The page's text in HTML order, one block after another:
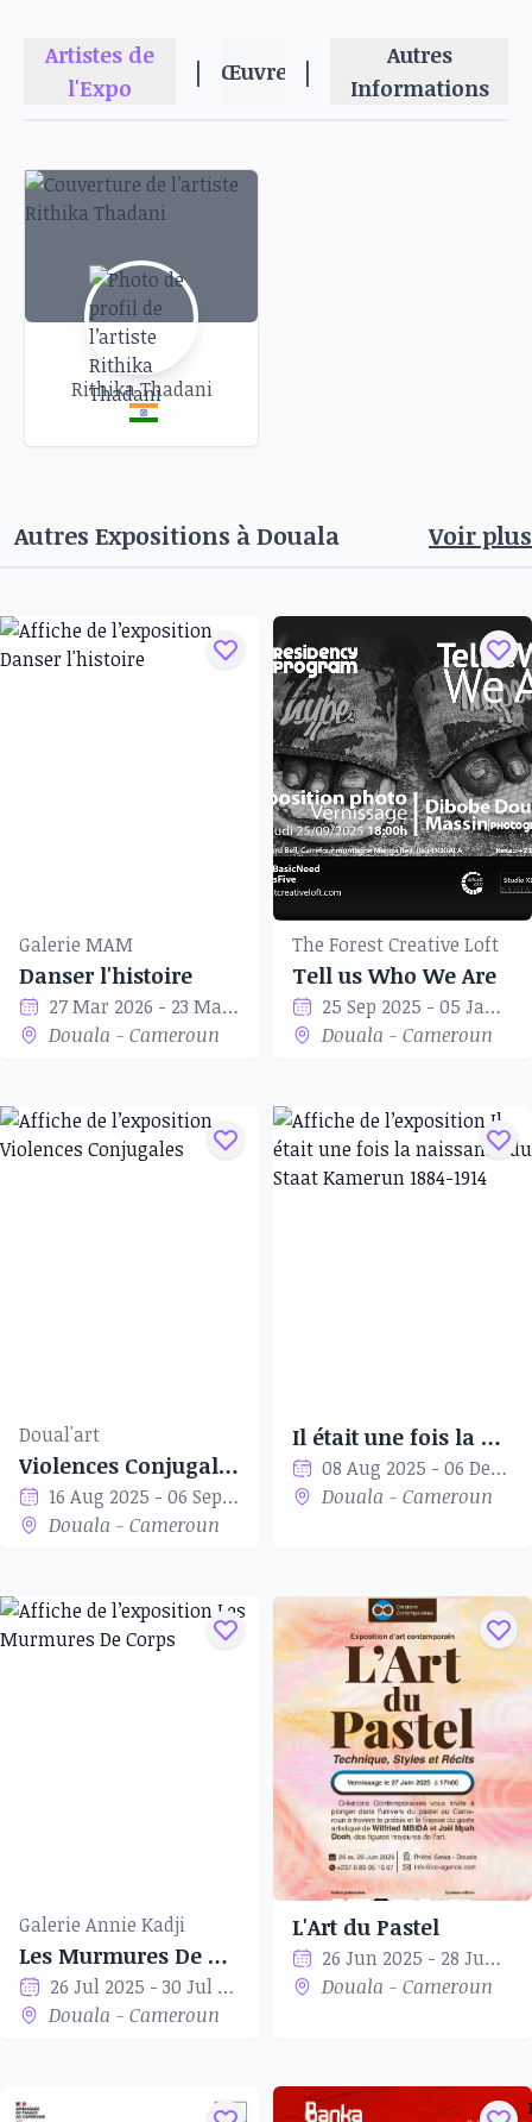
Artistes de
l'Expo
| Œuvres |
Autres
Informations
Rithika Thadani
Autres Expositions àDouala Voir plus
Galerie MAM
Danser l'histoire
27 Mar 2026 - 23 May 2026
Douala - Cameroun
The Forest Creative Loft
Tell us Who We Are
25 Sep 2025 - 05 Jan 2026
Douala - Cameroun
Doual'art
Violences Conjugales
16 Aug 2025 - 06 Sep 2025
Douala - Cameroun
Il était une fois la naissance du Staat Kamerun 1884-1914
08 Aug 2025 - 06 Dec 2025
Douala - Cameroun
Galerie Annie Kadji
Les Murmures De Corps
26 Jul 2025 - 30 Jul 2025
Douala - Cameroun
L'Art du Pastel
26 Jun 2025 - 28 Jun 2025
Douala - Cameroun